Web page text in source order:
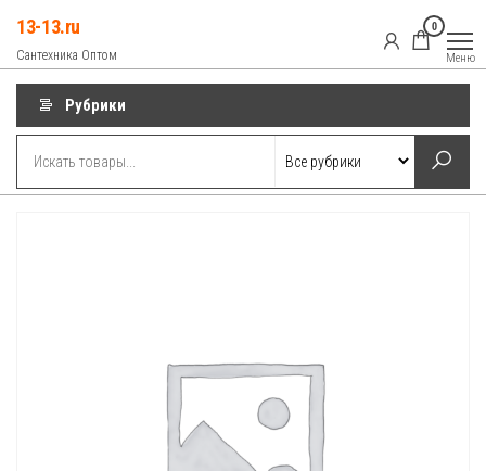
содержимому
13-13.ru
Сантехника Оптом
0
Меню
Рубрики